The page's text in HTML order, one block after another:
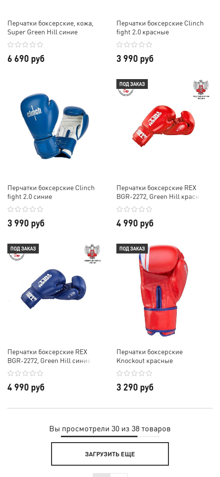
Перчатки боксерские, кожа,
Super Green Hill синие
6 690 руб
Перчатки боксерские Clinch
fight 2.0 красные
3 990 руб
Перчатки боксерские Clinch
fight 2.0 синие
3 990 руб
ПОД ЗАКАЗ
Перчатки боксерские REX
BGR-2272, Green Hill красные
4 990 руб
ПОД ЗАКАЗ
Перчатки боксерские REX
BGR-2272, Green Hill синие
4 990 руб
ПОД ЗАКАЗ
Перчатки боксерские
Knockout красные
3 290 руб
Вы просмотрели 30 из 38 товаров
ЗАГРУЗИТЬ ЕЩЕ